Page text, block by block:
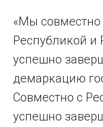
«Мы совместно
Республикой и
успешно
демаркацию
Совместно с
успешно